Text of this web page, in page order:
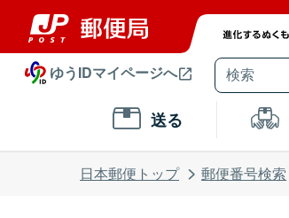
ゆうIDマイページへ
送る
日本郵便トップ 郵便番号検索